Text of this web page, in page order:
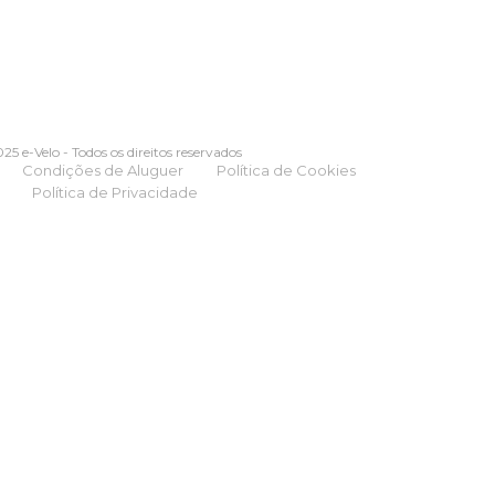
e-Velo - Todos os direitos reservados
Condições de Aluguer
Política de Cookies
Política de Privacidade